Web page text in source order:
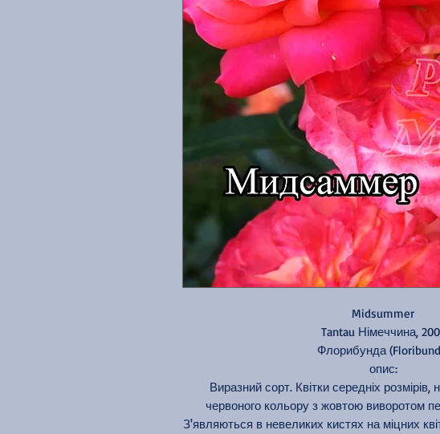
Midsummer
Tantau Німеччина,
Флорибунда
опис:
Виразний сорт. Квітки середніх
червоного кольору з жовтою виворотом
З'являються в невеликих кистях на міцних